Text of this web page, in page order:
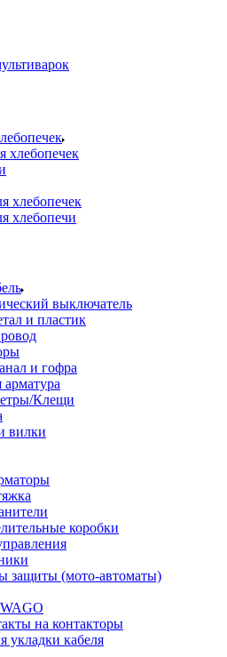
хлебопечек
хлебопечек
хлебопечи
выключатель
и пластик
и гофра
арматура
Клещи
вилки
коробки
защиты (мото-автоматы)
на контакторы
укладки кабеля